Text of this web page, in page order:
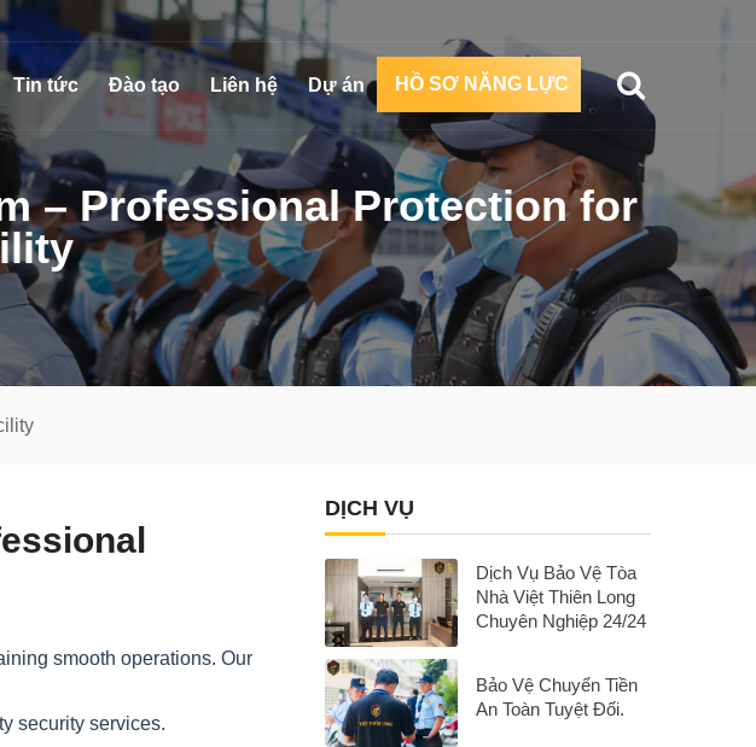
Tin tức Đào tạo Liên hệ Dự án HỒ SƠ NĂNG LỰC
– Professional Protection for
smooth operations. Our
security services.
DỊCH VỤ
Dịch Vụ Bảo Vệ Tòa
Nhà Việt Thiên Long
Chuyên Nghiệp 24/24
Bảo Vệ Chuyển Tiền
An Toàn Tuyệt Đối.